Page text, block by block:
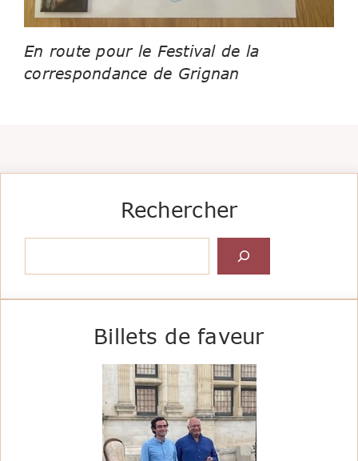
En route pour le Festival de la
correspondance de Grignan
Rechercher
Billets de faveur